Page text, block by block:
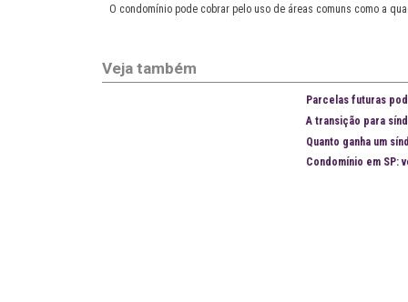
O condomínio pode cobrar pelo uso de áreas comuns como a
Veja também
Parcelas futuras
A transição para
Quanto ganha um
Condomínio em SP: